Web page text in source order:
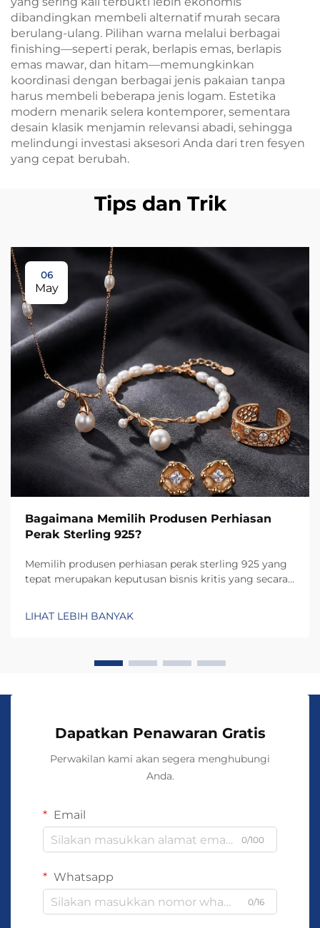
dibandingkan membeli alternatif murah secara
berulang-ulang. Pilihan warna melalui berbagai
finishing—seperti perak, berlapis emas, berlapis
emas mawar, dan hitam—memungkinkan
koordinasi dengan berbagai jenis pakaian tanpa
harus membeli beberapa jenis logam. Estetika
modern menarik selera kontemporer, sementara
desain klasik menjamin relevansi abadi, sehingga
melindungi investasi aksesori Anda dari tren fesyen
yang cepat berubah.
Tips dan Trik
06
May
Bagaimana Memilih Produsen Perhiasan
Perak Sterling 925?
Memilih produsen perhiasan perak sterling 925 yang
tepat merupakan keputusan bisnis kritis yang secara
menentukan tidak hanya tingkat kerajinan dan
LIHAT LEBIH BANYAK
Dapatkan Penawaran Gratis
Perwakilan kami akan segera menghubungi
Anda.
Email
0/100
Whatsapp
0/16